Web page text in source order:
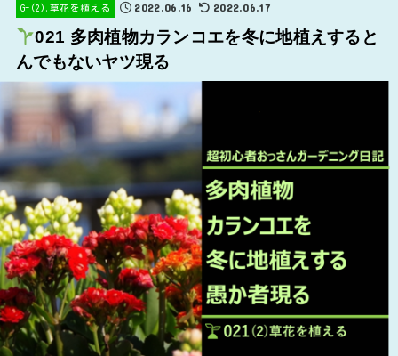
G-(2).草花を植える 2022.06.16 2022.06.17
021 多肉植物カランコエを冬に地植えすると
んでもないヤツ現る